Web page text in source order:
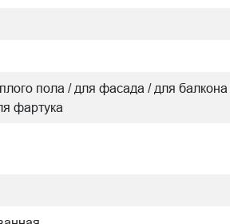
пола / для фасада / для
фартука